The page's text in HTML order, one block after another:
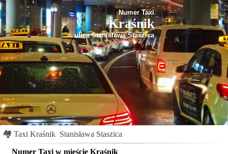
Numer Taxi
Kraśnik
ulica Stanisława Staszica
🏘 Taxi Kraśnik Stanisława Staszica
Numer Taxi w mieście Kraśnik